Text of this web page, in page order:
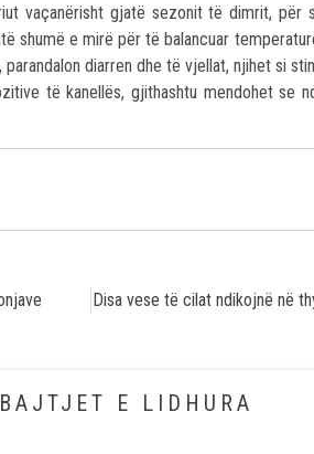
vaçanërisht gjatë sezonit të dimrit, për
shumë e mirë për të balancuar
diarren dhe të vjellat, njihet si
të kanellës, gjithashtu mendohet se
Disa vese të cilat ndikojnë në
E LIDHURA